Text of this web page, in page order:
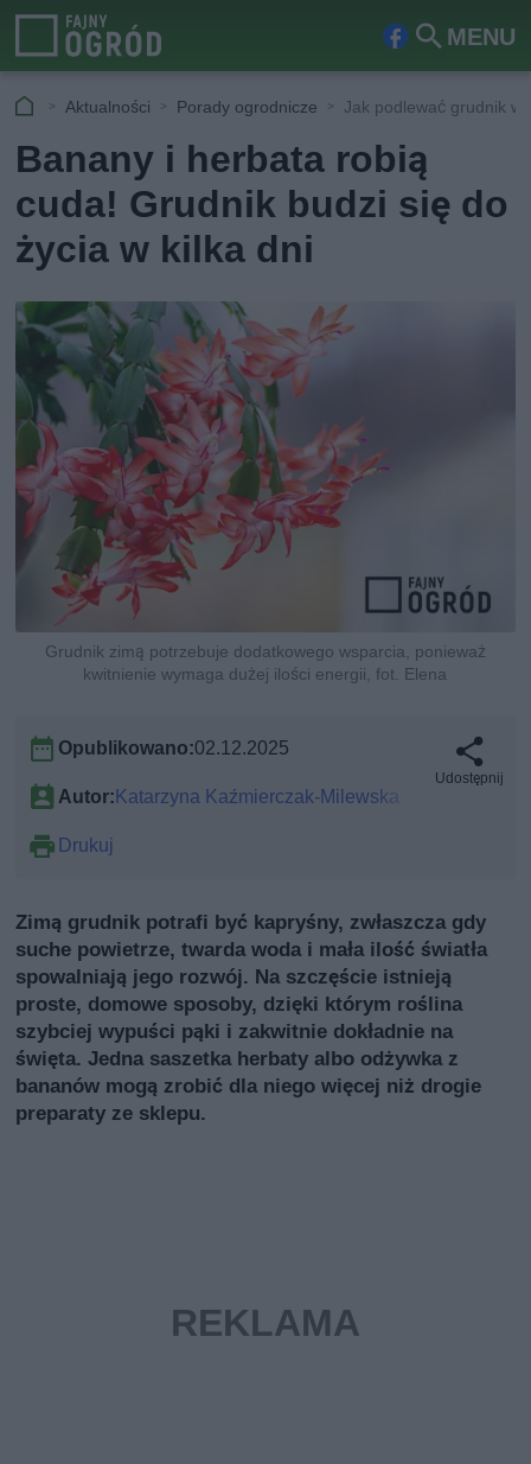
MENU
Fa
ook
Szu
Aktualności Porady ogrodnicze Jak podlewać grudnik w
Banany i herbata robią
cuda! Grudnik budzi się do
życia w kilka dni
Grudnik zimą potrzebuje dodatkowego wsparcia, ponieważ
kwitnienie wymaga dużej ilości energii, fot. Elena
Opublikowano:02.12.2025
Autor: Katarzyna Kaźmierczak-Milewska
Drukuj
Udostępnij
Zimą grudnik potrafi być kapryśny, zwłaszcza gdy
suche powietrze, twarda woda i mała ilość światła
spowalniają jego rozwój. Na szczęście istnieją
proste, domowe sposoby, dzięki którym roślina
szybciej wypuści pąki i zakwitnie dokładnie na
święta. Jedna saszetka herbaty albo odżywka z
bananów mogą zrobić dla niego więcej niż drogie
preparaty ze sklepu.